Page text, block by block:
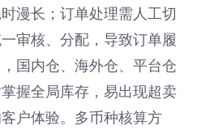
漫长；订单处理需人工切
审核、分配，导致订单履
国内仓、海外仓、平台仓
握全局库存，易出现超卖
户体验。多币种核算方